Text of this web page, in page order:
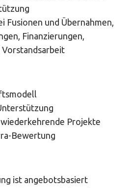
Fusionen und Übernahmen,
Finanzierungen,
Vorstandsarbeit
Projekte
Bewertung
ist angebotsbasiert